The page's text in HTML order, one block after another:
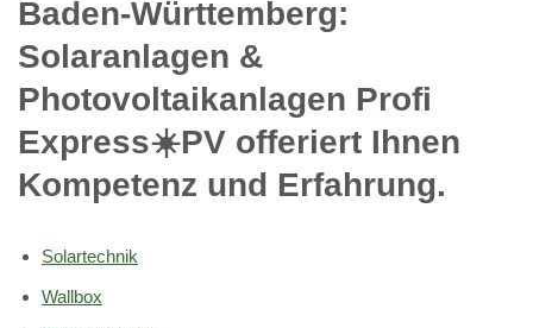
Baden-Württemberg:
Solaranlagen &
Photovoltaikanlagen Profi
Express☀️PV️ offeriert Ihnen
Kompetenz und Erfahrung.
Solartechnik
Wallbox